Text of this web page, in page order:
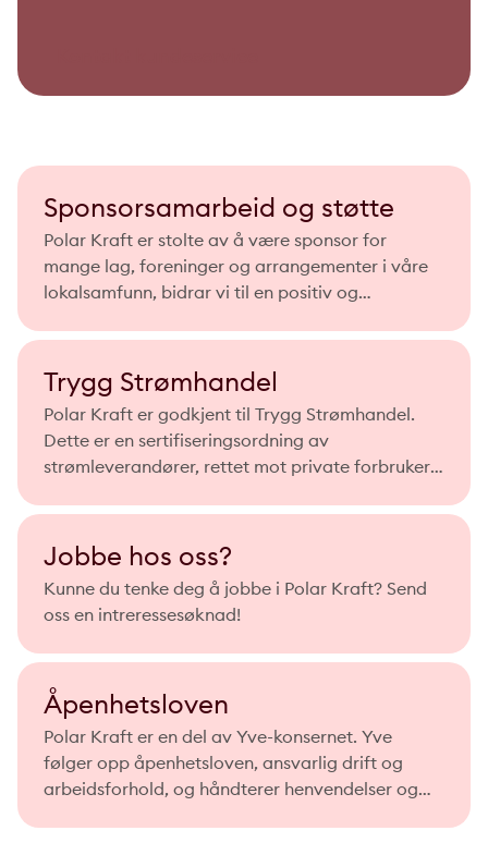
Sponsorsamarbeid og støtte
Polar Kraft er stolte av å være sponsor for
mange lag, foreninger og arrangementer i våre
lokalsamfunn, bidrar vi til en positiv og
Trygg Strømhandel
Polar Kraft er godkjent til Trygg Strømhandel.
Dette er en sertifiseringsordning av
strømleverandører, rettet mot private forbrukere
Jobbe hos oss?
Kunne du tenke deg å jobbe i Polar Kraft? Send
oss en intreressesøknad!
Åpenhetsloven
Polar Kraft er en del av Yve-konsernet. Yve
følger opp åpenhetsloven, ansvarlig drift og
arbeidsforhold, og håndterer henvendelser og